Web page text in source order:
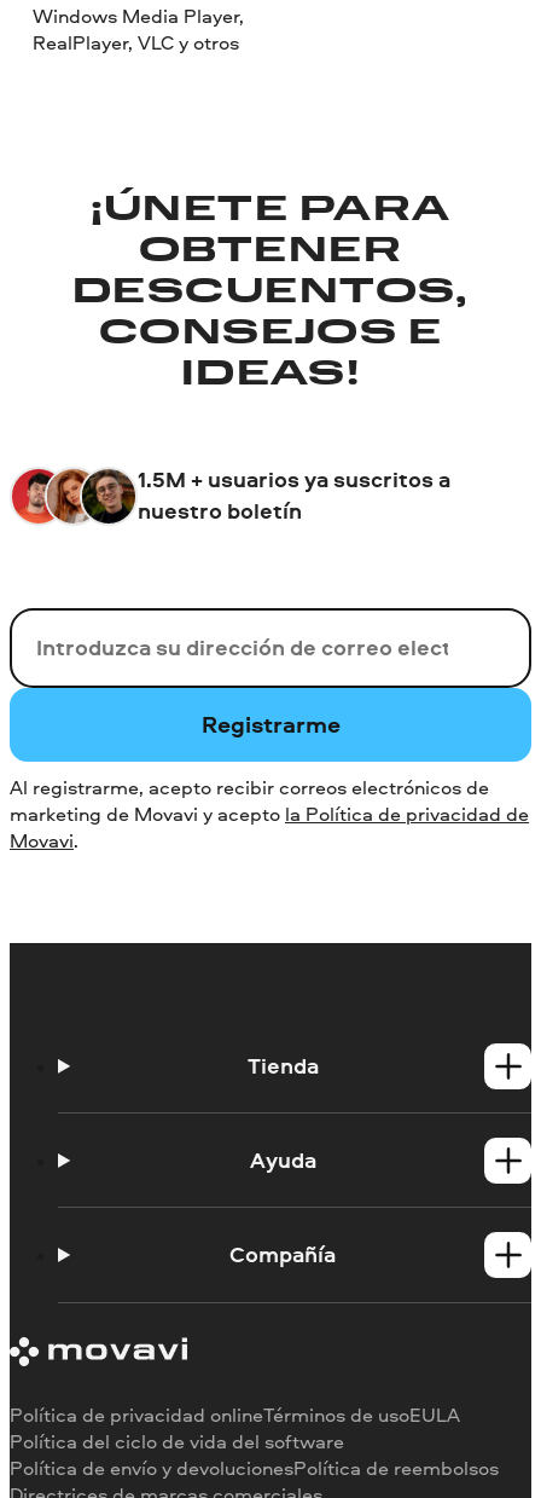
Windows Media Player,
RealPlayer, VLC y otros
¡ÚNETE PARA
OBTENER
DESCUENTOS,
CONSEJOS E
IDEAS!
1.5M + usuarios ya suscritos a
nuestro boletín
Su correo electrónico
Registrarme
Al registrarme, acepto recibir correos electrónicos de
marketing de Movavi y acepto la Política de privacidad de
Movavi.
Tienda
Productos para MacAyuda
Portal de aprendizaje
Limitaciones de la versión de prueba
Reembolso
Compañía
Testimonios
Por qué elegirnos
Para el trabajo
Política de privacidad onlineTérminos de usoEULA
Política del ciclo de vida del software
Política de envío y devolucionesPolítica de reembolsos